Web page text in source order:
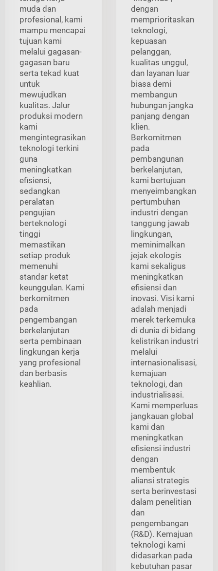
muda dan
profesional, kami
mampu mencapai
tujuan kami
melalui gagasan-
gagasan baru
serta tekad kuat
untuk
mewujudkan
kualitas. Jalur
produksi modern
kami
mengintegrasikan
teknologi terkini
guna
meningkatkan
efisiensi,
sedangkan
peralatan
pengujian
berteknologi
tinggi
memastikan
setiap produk
memenuhi
standar ketat
keunggulan. Kami
berkomitmen
pada
pengembangan
berkelanjutan
serta pembinaan
lingkungan kerja
yang profesional
dan berbasis
keahlian.
dengan
memprioritaskan
teknologi,
kepuasan
pelanggan,
kualitas unggul,
dan layanan luar
biasa demi
membangun
hubungan jangka
panjang dengan
klien.
Berkomitmen
pada
pembangunan
berkelanjutan,
kami bertujuan
menyeimbangkan
pertumbuhan
industri dengan
tanggung jawab
lingkungan,
meminimalkan
jejak ekologis
kami sekaligus
meningkatkan
efisiensi dan
inovasi. Visi kami
adalah menjadi
merek terkemuka
di dunia di bidang
kelistrikan industri
melalui
internasionalisasi,
kemajuan
teknologi, dan
industrialisasi.
Kami memperluas
jangkauan global
kami dan
meningkatkan
efisiensi industri
dengan
membentuk
aliansi strategis
serta berinvestasi
dalam penelitian
dan
pengembangan
(R&D). Kemajuan
teknologi kami
didasarkan pada
kebutuhan pasar